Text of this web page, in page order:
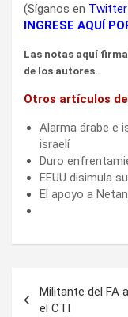
(Síganos en Twitter
INGRESE AQUÍ
Las notas aquí
de los autores.
Otros artículos
Alarma árabe e
israelí
Duro
EEUU disimula
El apoyo a
de
Militante del FA
el CTI